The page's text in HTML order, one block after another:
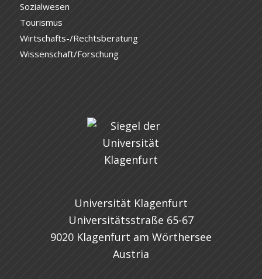
Sozialwesen
Tourismus
Wirtschafts-/Rechtsberatung
Wissenschaft/Forschung
Universität Klagenfurt
Universitätsstraße 65-67
9020 Klagenfurt am Wörthersee
Austria